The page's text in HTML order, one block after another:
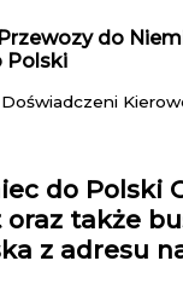
do
Polski
do Polski
także
z adresu